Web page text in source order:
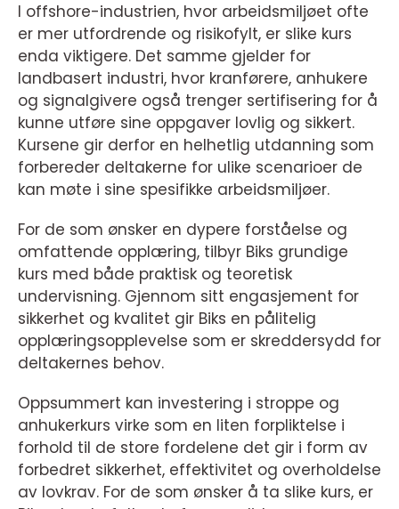
I offshore-industrien, hvor arbeidsmiljøet ofte
er mer utfordrende og risikofylt, er slike kurs
enda viktigere. Det samme gjelder for
landbasert industri, hvor kranførere, anhukere
og signalgivere også trenger sertifisering for å
kunne utføre sine oppgaver lovlig og sikkert.
Kursene gir derfor en helhetlig utdanning som
forbereder deltakerne for ulike scenarioer de
kan møte i sine spesifikke arbeidsmiljøer.
For de som ønsker en dypere forståelse og
omfattende opplæring, tilbyr Biks grundige
kurs med både praktisk og teoretisk
undervisning. Gjennom sitt engasjement for
sikkerhet og kvalitet gir Biks en pålitelig
opplæringsopplevelse som er skreddersydd for
deltakernes behov.
Oppsummert kan investering i stroppe og
anhukerkurs virke som en liten forpliktelse i
forhold til de store fordelene det gir i form av
forbedret sikkerhet, effektivitet og overholdelse
av lovkrav. For de som ønsker å ta slike kurs, er